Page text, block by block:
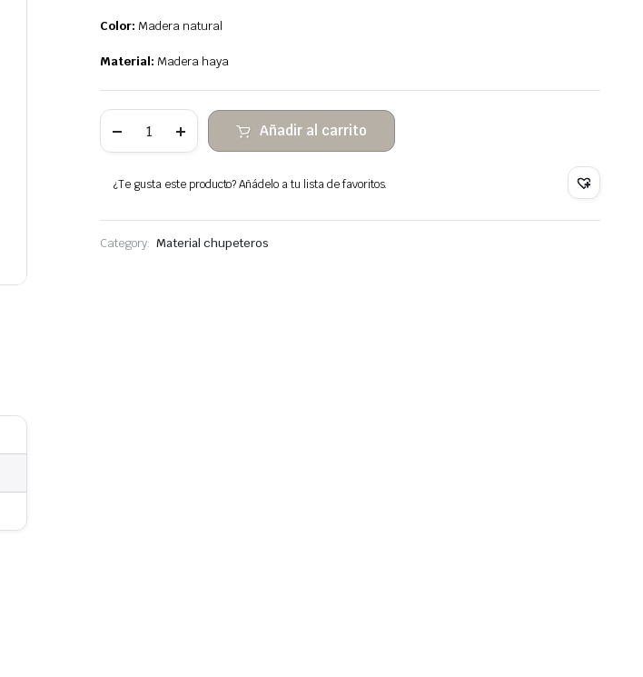
Color: Madera natural
Material: Madera haya
Erizos
Cuentas
Madera
Haya
Añadir al carrito
¿Te gusta este producto? Añádelo a tu lista de favoritos.
Category: Material chupeteros